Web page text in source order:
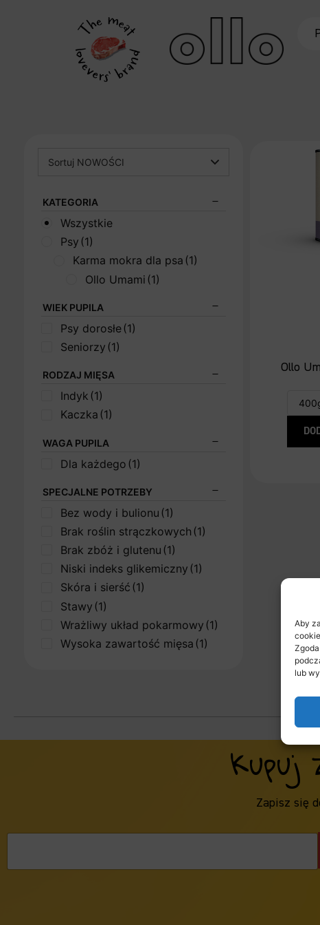
Aby
lub
Sortuj NOWOŚCI
KATEGORIA
Wszystkie
Psy (1)
Karma mokra dla psa (1)
Ollo Umami (1)
WIEK PUPILA
Psy dorosłe (1)
Seniorzy (1)
RODZAJ MIĘSA
Indyk (1)
Kaczka (1)
WAGA PUPILA
Dla każdego (1)
SPECJALNE POTRZEBY
Bez wody i bulionu (1)
Brak roślin strączkowych (1)
Brak zbóż i glutenu (1)
Niski indeks glikemiczny (1)
Skóra i sierść (1)
Stawy (1)
Wrażliwy układ pokarmowy (1)
Wysoka zawartość mięsa (1)
Ollo
Kupuj
Zapisz się